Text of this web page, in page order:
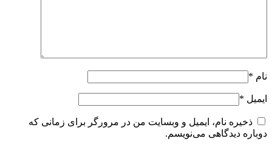
نام *
ایمیل *
ذخیره نام، ایمیل و وبسایت من در مرورگر برای زمانی که
دوباره دیدگاهی می‌نویسم.